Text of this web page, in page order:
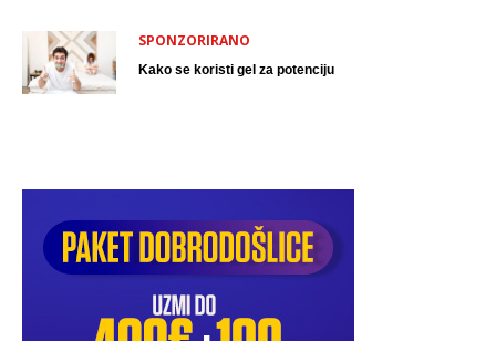
SPONZORIRANO
Kako se koristi gel za potenciju